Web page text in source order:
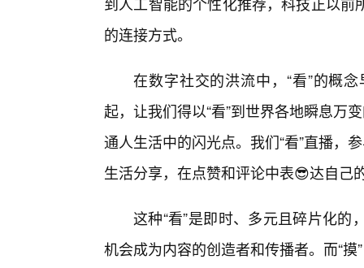
的连接方式。
在数字社交的洪流中，“看”的概
起，让我们得以“看”到世界各地瞬息万
通人生活中的闪光点。我们“看”直播，
生活分享，在点赞和评论中表😎达自己
这种“看”是即时、多元且碎片化
机会成为内容的创造者和传播者。而“